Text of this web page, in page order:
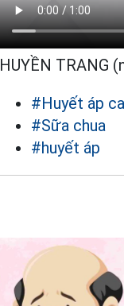
HUYỀN TRANG
#Huyết áp
#Sữa chua
#huyết áp